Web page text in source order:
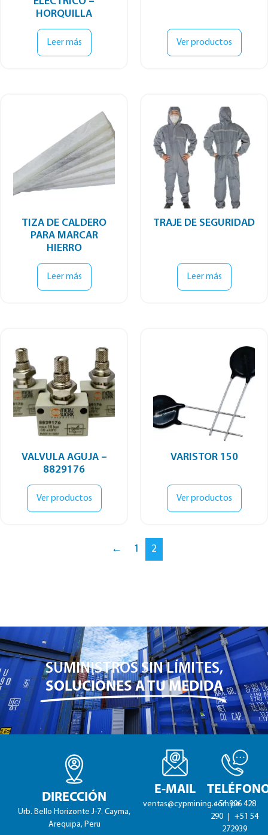
HORQUILLA
Leer más Ver productos
TIZA DE CALDERO
PARA MARCAR
HIERRO
Leer más
TRAJE DE SEGURIDAD
Leer más
VALVULA AGUJA –
8829176
Ver productos
VARISTOR 150
Ver productos
← 1 2
SUMINISTROS SIN LÍMITES,
SOLUCIONES A TU MEDIDA
DIRECCIÓN
Urb. Bello Horizonte J-7. Cayma,
Arequipa, Peru
E-MAIL
ventas@cypmining.com.pe
+51 996 428
290
+51 54
272939